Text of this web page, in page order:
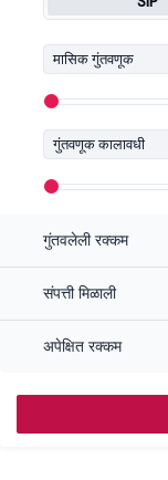
मासिक गुंतवणूक
गुंतवणूक कालावधी
गुंतवलेली रक्कम
संपत्ती मिळाली
अपेक्षित रक्कम